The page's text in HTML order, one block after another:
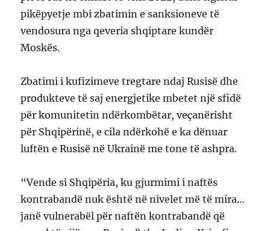
pikëpyetje mbi zbatimin e sanksioneve të
vendosura nga qeveria shqiptare kundër
Moskës.
Zbatimi i kufizimeve tregtare ndaj Rusisë dhe
produkteve të saj energjetike mbetet një sfidë
për komunitetin ndërkombëtar, veçanërisht
për Shqipërinë, e cila ndërkohë e ka dënuar
luftën e Rusisë në Ukrainë me tone të ashpra.
“Vende si Shqipëria, ku gjurmimi i naftës
kontrabandë nuk është në nivelet më të mira…
janë vulnerabël për naftën kontrabandë që